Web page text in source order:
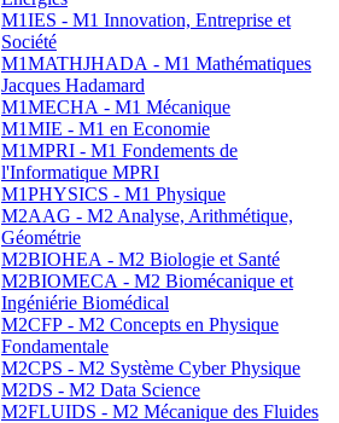
M1IES - M1 Innovation, Entreprise et
Société
M1MATHJHADA - M1 Mathématiques
Jacques Hadamard
M1MECHA - M1 Mécanique
M1MIE - M1 en Economie
M1MPRI - M1 Fondements de
l'Informatique MPRI
M1PHYSICS - M1 Physique
M2AAG - M2 Analyse, Arithmétique,
Géométrie
M2BIOHEA - M2 Biologie et Santé
M2BIOMECA - M2 Biomécanique et
Ingéniérie Biomédical
M2CFP - M2 Concepts en Physique
Fondamentale
M2CPS - M2 Système Cyber Physique
M2DS - M2 Data Science
M2FLUIDS - M2 Mécanique des Fluides